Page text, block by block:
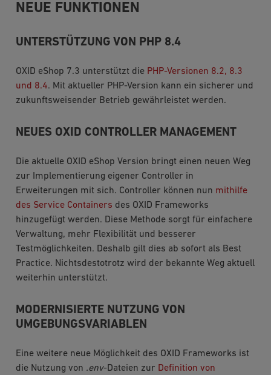
NEUE FUNKTIONEN
UNTERSTÜTZUNG VON PHP 8.4
OXID eShop 7.3 unterstützt die PHP-Versionen 8.2, 8.3
und 8.4. Mit aktueller PHP-Version kann ein sicherer und
zukunftsweisender Betrieb gewährleistet werden.
NEUES OXID CONTROLLER MANAGEMENT
Die aktuelle OXID eShop Version bringt einen neuen Weg
zur Implementierung eigener Controller in
Erweiterungen mit sich. Controller können nun mithilfe
des Service Containers des OXID Frameworks
hinzugefügt werden. Diese Methode sorgt für einfachere
Verwaltung, mehr Flexibilität und besserer
Testmöglichkeiten. Deshalb gilt dies ab sofort als Best
Practice. Nichtsdestotrotz wird der bekannte Weg aktuell
weiterhin unterstützt.
MODERNISIERTE NUTZUNG VON
UMGEBUNGSVARIABLEN
Eine weitere neue Möglichkeit des OXID Frameworks ist
die Nutzung von .env-Dateien zur Definition von